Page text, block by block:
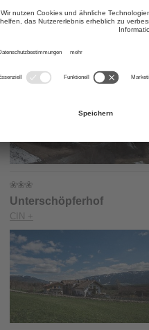
CIN +
Unterschöpferhof
CIN +